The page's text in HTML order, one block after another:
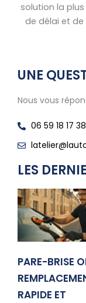
solution la
de délai et
UNE
Nous vous
06 59 18 17 38
LES
PARE-BRISE
RAPIDE ET